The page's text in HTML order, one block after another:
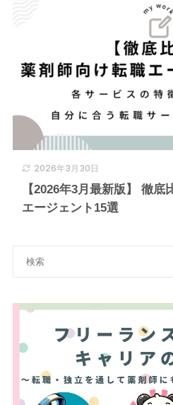
2026年3月30日
【2026年3月最新版】 徹
エージェント15選